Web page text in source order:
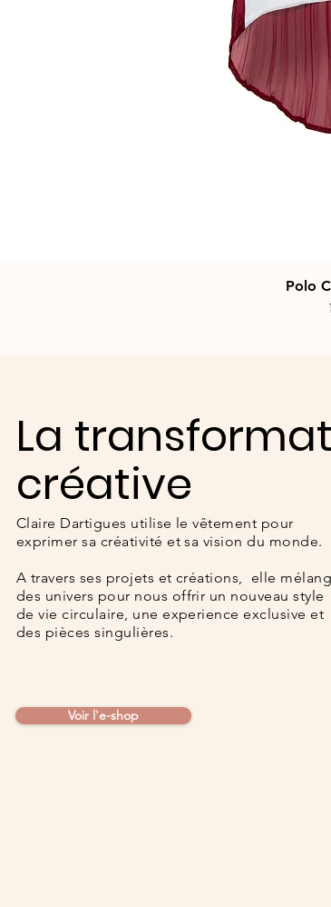
Polo
La
créative
Claire Dartigues utilise le vêtement pour
exprimer sa créativité et sa vision du monde.
A travers ses projets et créations, elle
des univers pour nous offrir un nouveau style
de vie circulaire, une experience exclusive et
des pièces singulières.
Voir l'e-shop